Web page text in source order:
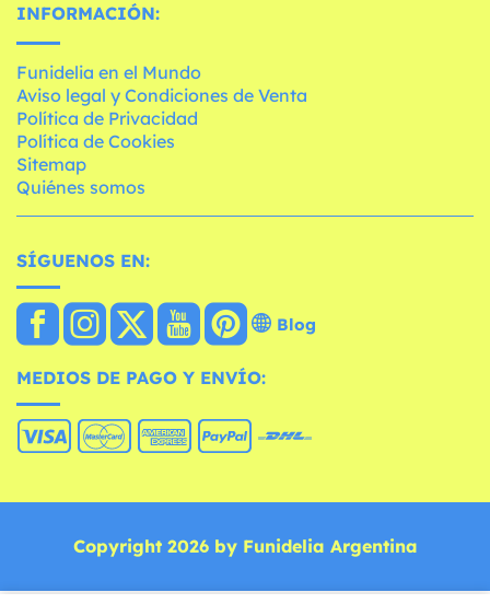
INFORMACIÓN:
Funidelia en el Mundo
Aviso legal y Condiciones de Venta
Política de Privacidad
Política de Cookies
Sitemap
Quiénes somos
SÍGUENOS EN:
Blog
MEDIOS DE PAGO Y ENVÍO:
Copyright 2026 by Funidelia Argentina